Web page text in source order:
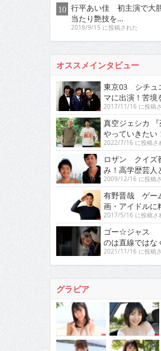
行平あい佳 初主演で大
当たり艶技を…
2018/9/15 に投稿された
オススメインタビュー
東京03 シチュ
マに出演！苦境
2017/11/16 に投稿
真空ジェシカ
やっていきたい
2022/7/16 に投稿さ
ロザン クイズ
み！高学歴芸人
2009/12/16 に投稿
有野晋哉 ゲー
画・アイドルに
2017/5/16 に投稿さ
ゴー☆ジャス
のは直線ではな
2021/11/16 に投稿
グラビア